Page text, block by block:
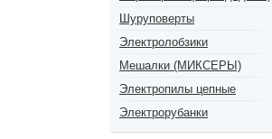
Шуруповерты
Электролобзики
Мешалки (МИКСЕРЫ)
Электропилы цепные
Электрорубанки